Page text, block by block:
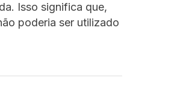
Isso significa que,
poderia ser utilizado